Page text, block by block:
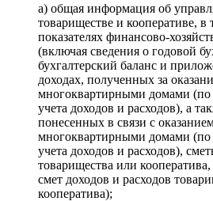
а) общая информация об
товариществе и кооперативе,
показателях финансово-
(включая сведения о годовой
бухгалтерский баланс и
доходах, полученных за
многоквартирными домами (по
учета доходов и расходов), а
понесенных в связи с
многоквартирными домами (по
учета доходов и расходов),
товарищества или
смет доходов и расходов
кооператива);